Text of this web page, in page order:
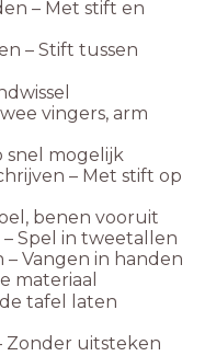
– Met stift en
– Stift tussen
vingers, arm
snel mogelijk
– Met stift op
benen vooruit
Spel in tweetallen
Vangen in handen
materiaal
tafel laten
Zonder uitsteken